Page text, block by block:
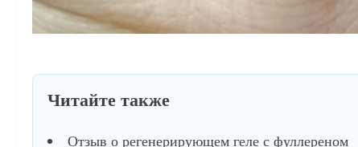
Читайте также
Отзыв о регенерирующем геле с фуллереном